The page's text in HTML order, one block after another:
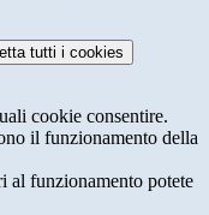
tutti i cookies
cookie consentire.
il funzionamento della
al funzionamento potete